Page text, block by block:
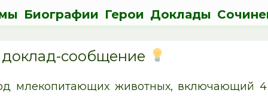
Биографии Герои Доклады
сообщение
млекопитающих животных, включающий 4